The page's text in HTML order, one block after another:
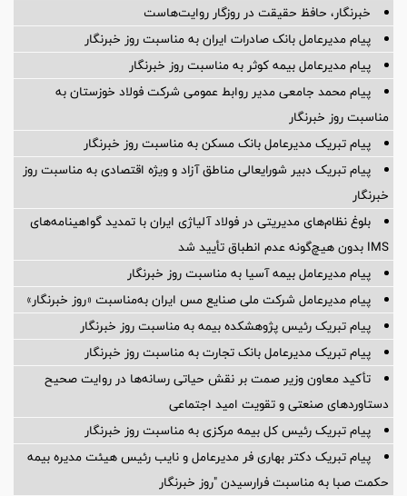
خبرنگار، حافظ حقیقت در روزگار روایت‌هاست
پیام مدیرعامل بانک صادرات ایران به مناسبت روز خبرنگار
پیام مدیرعامل بیمه کوثر به مناسبت روز خبرنگار
پیام محمد جامعی مدیر روابط عمومی شرکت فولاد خوزستان به
مناسبت روز خبرنگار
پیام تبریک مدیرعامل بانک مسکن به مناسبت روز خبرنگار
پیام تبریک دبیر شورایعالی مناطق آزاد و ویژه اقتصادی به مناسبت روز
خبرنگار
بلوغ نظام‌های مدیریتی در فولاد آلیاژی ایران با تمدید گواهینامه‌های
IMS بدون هیچ‌گونه عدم انطباق تأیید شد
پیام مدیرعامل بیمه آسیا به مناسبت روز خبرنگار
پیام مدیرعامل شرکت ملی صنایع مس ایران به‌مناسبت «روز خبرنگار»
پیام تبریک رئیس پژوهشکده بیمه به مناسبت روز خبرنگار
پیام تبریک مدیرعامل بانک تجارت به مناسبت روز خبرنگار
تأکید معاون وزیر صمت بر نقش حیاتی رسانه‌ها در روایت صحیح
دستاوردهای صنعتی و تقویت امید اجتماعی
پیام تبریک رئیس کل بیمه مرکزی به مناسبت روز خبرنگار
پیام تبریک دکتر بهاری فر مدیرعامل و نایب رئیس هیئت مدیره بیمه
حکمت صبا به مناسبت فرارسیدن "روز خبرنگار